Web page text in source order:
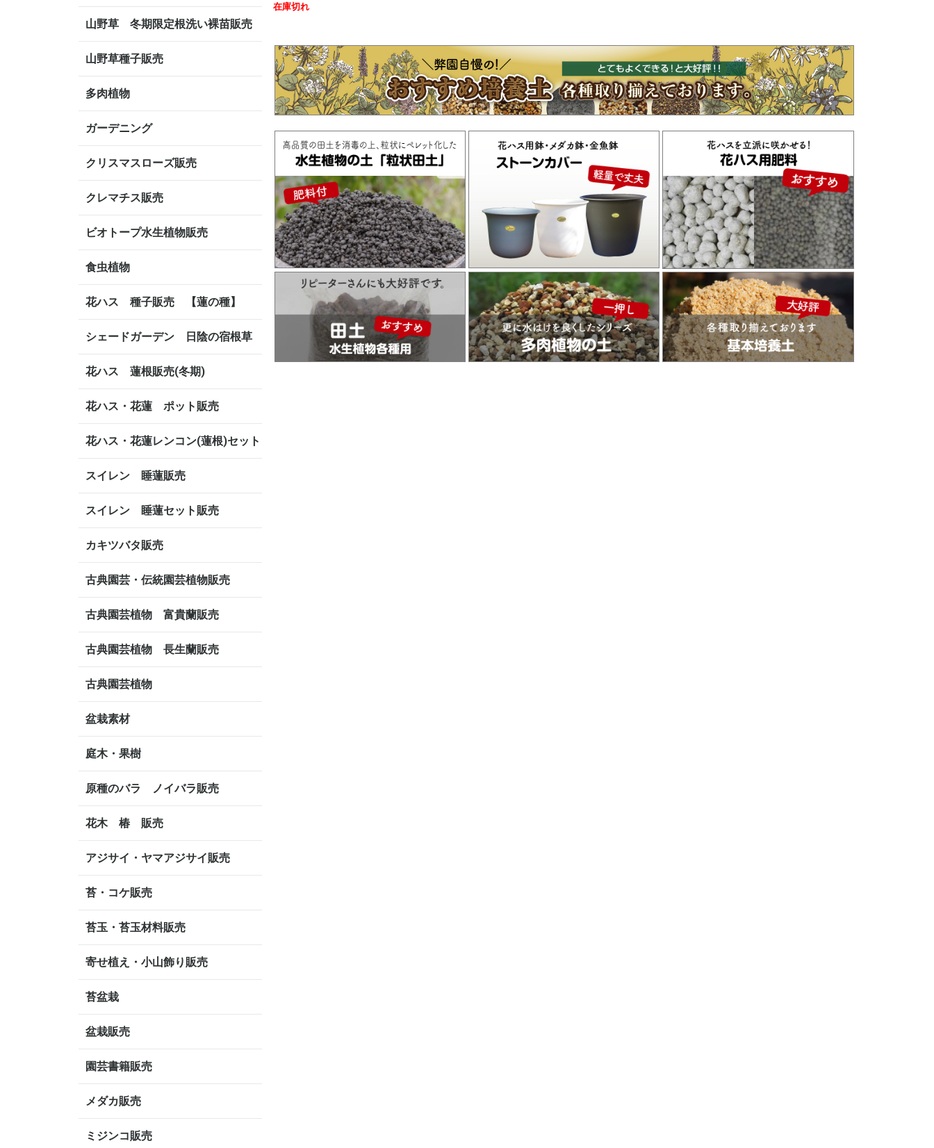
山野草 冬期限定根洗い裸苗販売
山野草種子販売
多肉植物
ガーデニング
クリスマスローズ販売
クレマチス販売
ビオトープ水生植物販売
食虫植物
花ハス 種子販売 【蓮の種】
シェードガーデン 日陰の宿根草
花ハス 蓮根販売(冬期)
花ハス・花蓮 ポット販売
花ハス・花蓮レンコン(蓮根)セット
スイレン 睡蓮販売
スイレン 睡蓮セット販売
カキツバタ販売
古典園芸・伝統園芸植物販売
古典園芸植物 富貴蘭販売
古典園芸植物 長生蘭販売
古典園芸植物
盆栽素材
庭木・果樹
原種のバラ ノイバラ販売
花木 椿 販売
アジサイ・ヤマアジサイ販売
苔・コケ販売
苔玉・苔玉材料販売
寄せ植え・小山飾り販売
苔盆栽
盆栽販売
園芸書籍販売
メダカ販売
ミジンコ販売
在庫切れ